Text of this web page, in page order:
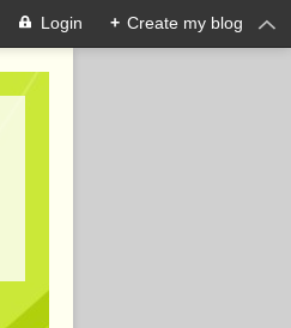
Login + Create my blog